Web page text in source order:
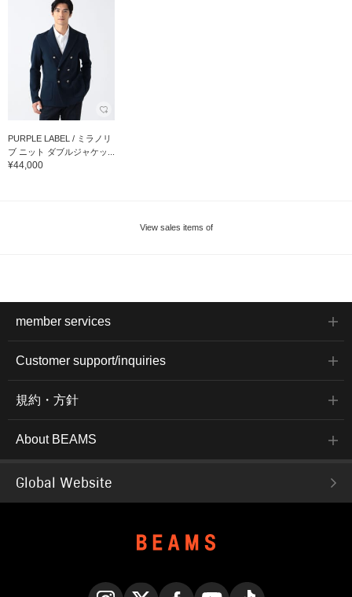
PURPLE LABEL / ミラノリ
ブ ニット ダブルジャケッ...
¥44,000
View sales items of
member services
Customer support/inquiries
規約・方針
About BEAMS
Global Website